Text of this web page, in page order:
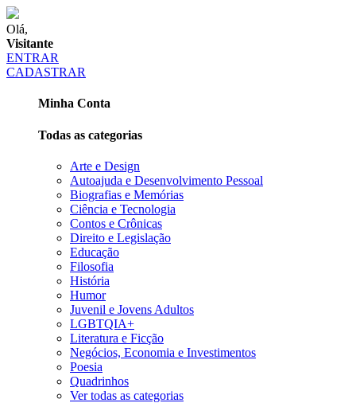
Olá,
Visitante
ENTRAR
CADASTRAR
Minha Conta
Todas as categorias
Arte e Design
Autoajuda e Desenvolvimento Pessoal
Biografias e Memórias
Ciência e Tecnologia
Contos e Crônicas
Direito e Legislação
Educação
Filosofia
História
Humor
Juvenil e Jovens Adultos
LGBTQIA+
Literatura e Ficção
Negócios, Economia e Investimentos
Poesia
Quadrinhos
Ver todas as categorias